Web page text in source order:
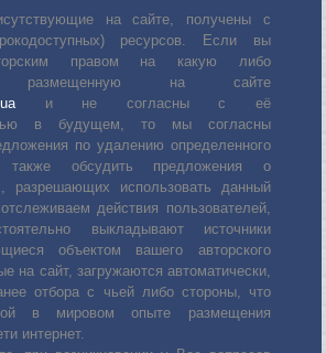
на сайте, получены с
ресурсов. Если вы
правом на какую либо
размещенную на сайте
и не согласны с её
в будущем, то мы согласны
по удалению определенного
обсудить предложения о
разрешающих использовать данный
действия пользователей,
выкладывают источники
объектом вашего авторского
на сайт, загружаются автоматически,
отбора с чьей либо стороны, что
в мировом опыте размещения
интернет.